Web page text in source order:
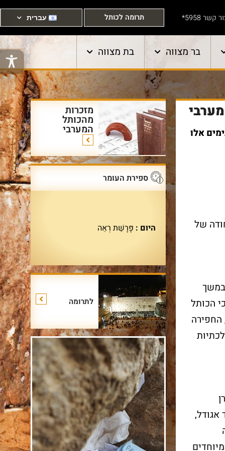
קשר 5958* תרומה לכותל עברית
בר מצווה בת מצווה
אלו
איחודה של
הכותל
החפירה
מזכרות
מהכותל
המערבי
ספירת העומר
היום : פָּרָשַׁת רְאֵה
לתרומה